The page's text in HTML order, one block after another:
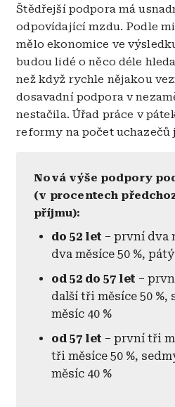
Štědřejší podpora má
odpovídající mzdu. Podle
mělo ekonomice ve
budou lidé o něco déle
než když rychle nějakou
dosavadní podpora v
nestačila. Úřad práce v
reformy na počet uchazečů
Nová výše podpory
(v procentech
příjmu):
do 52 let – první dva
dva měsíce 50 %,
od 52 do 57 let –
další tři měsíce 50 %,
měsíc 40 %
od 57 let – první tři
tři měsíce 50 %,
měsíc 40 %